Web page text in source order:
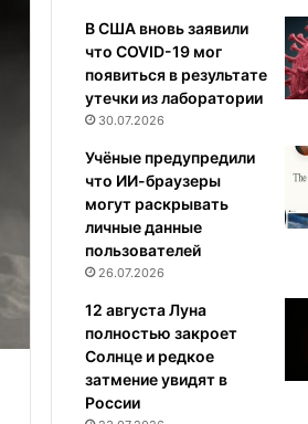
В США вновь заявили
что COVID-19 мог
появиться в результате
утечки из лаборатории
30.07.2026
Учёные предупредили
что ИИ-браузеры
могут раскрывать
личные данные
пользователей
26.07.2026
12 августа Луна
полностью закроет
Солнце и редкое
затмение увидят в
России